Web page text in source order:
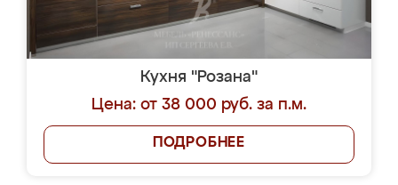
Кухня "Розана"
Цена: от 38 000 руб. за п.м.
ПОДРОБНЕЕ